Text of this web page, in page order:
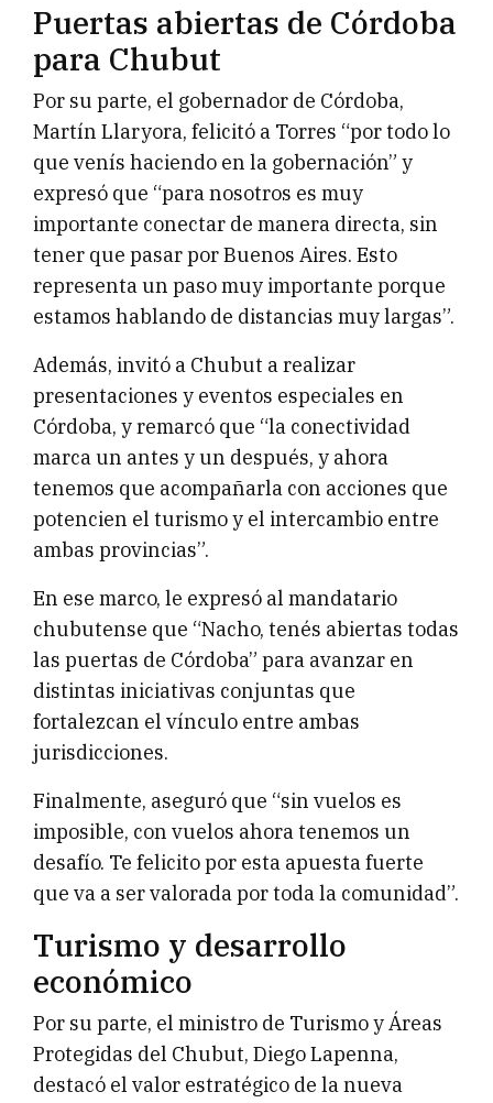
Puertas abiertas de Córdoba
para Chubut
Por su parte, el gobernador de Córdoba,
Martín Llaryora, felicitó a Torres “por todo lo
que venís haciendo en la gobernación” y
expresó que “para nosotros es muy
importante conectar de manera directa, sin
tener que pasar por Buenos Aires. Esto
representa un paso muy importante porque
estamos hablando de distancias muy largas”.
Además, invitó a Chubut a realizar
presentaciones y eventos especiales en
Córdoba, y remarcó que “la conectividad
marca un antes y un después, y ahora
tenemos que acompañarla con acciones que
potencien el turismo y el intercambio entre
ambas provincias”.
En ese marco, le expresó al mandatario
chubutense que “Nacho, tenés abiertas todas
las puertas de Córdoba” para avanzar en
distintas iniciativas conjuntas que
fortalezcan el vínculo entre ambas
jurisdicciones.
Finalmente, aseguró que “sin vuelos es
imposible, con vuelos ahora tenemos un
desafío. Te felicito por esta apuesta fuerte
que va a ser valorada por toda la comunidad”.
Turismo y desarrollo
económico
Por su parte, el ministro de Turismo y Áreas
Protegidas del Chubut, Diego Lapenna,
destacó el valor estratégico de la nueva